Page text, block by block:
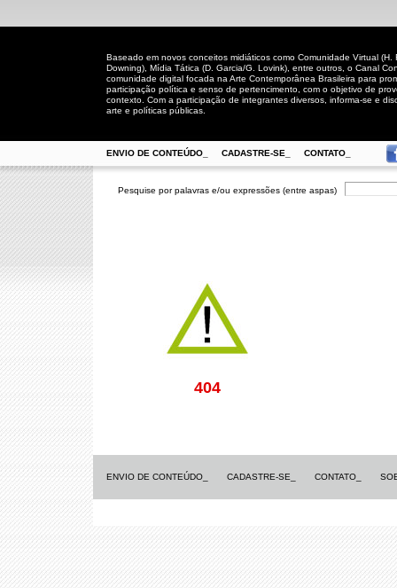
Baseado em novos conceitos midiáticos como Comunidade Virtual (H.
Downing), Mídia Tática (D. Garcia/G. Lovink), entre outros, o Canal
comunidade digital focada na Arte Contemporânea Brasileira para
participação política e senso de pertencimento, com o objetivo de
contexto. Com a participação de integrantes diversos, informa-se e
arte e políticas públicas.
ENVIO DE CONTEÚDO_ CADASTRE-SE_ CONTATO_
Pesquise por palavras e/ou expressões (entre aspas)
404
ENVIO DE CONTEÚDO_ CADASTRE-SE_ CONTATO_